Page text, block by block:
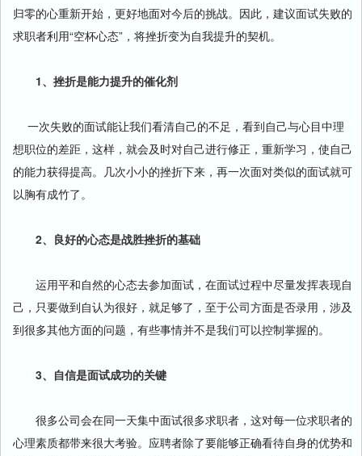
归零的心重新开始，更好地面对今后的挑战。因此，建议面试失败的
求职者利用“空杯心态”，将挫折变为自我提升的契机。
1、挫折是能力提升的催化剂
一次失败的面试能让我们看清自己的不足，看到自己与心目中理
想职位的差距，这样，就会及时对自己进行修正，重新学习，使自己
的能力获得提高。几次小小的挫折下来，再一次面对类似的面试就可
以胸有成竹了。
2、良好的心态是战胜挫折的基础
运用平和自然的心态去参加面试，在面试过程中尽量发挥表现自
己，只要做到自认为很好，就足够了，至于公司方面是否录用，涉及
到很多其他方面的问题，有些事情并不是我们可以控制掌握的。
3、自信是面试成功的关键
很多公司会在同一天集中面试很多求职者，这对每一位求职者的
心理素质都带来很大考验。应聘者除了要能够正确看待自身的优势和